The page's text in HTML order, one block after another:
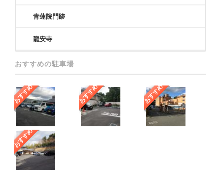
青蓮院門跡
龍安寺
おすすめの駐車場
おすすめ おすすめ
おすすめ
おすすめ